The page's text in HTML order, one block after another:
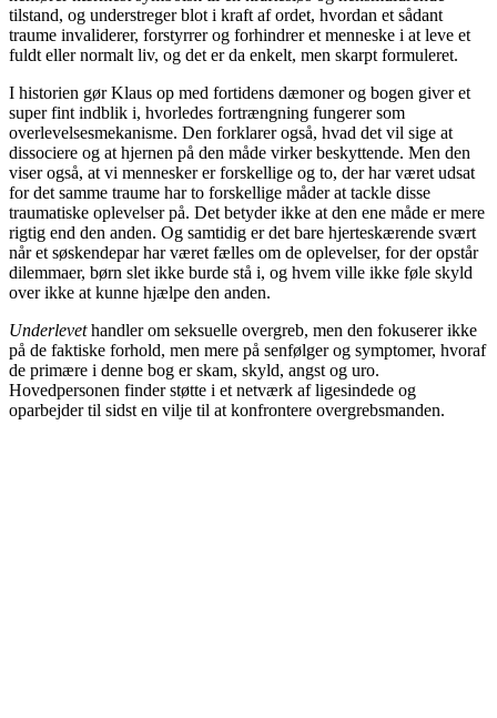
tilstand, og understreger blot i kraft af ordet, hvordan et sådant
traume invaliderer, forstyrrer og forhindrer et menneske i at leve et
fuldt eller normalt liv, og det er da enkelt, men skarpt formuleret.
I historien gør Klaus op med fortidens dæmoner og bogen giver et
super fint indblik i, hvorledes fortrængning fungerer som
overlevelsesmekanisme. Den forklarer også, hvad det vil sige at
dissociere og at hjernen på den måde virker beskyttende. Men den
viser også, at vi mennesker er forskellige og to, der har været udsat
for det samme traume har to forskellige måder at tackle disse
traumatiske oplevelser på. Det betyder ikke at den ene måde er mere
rigtig end den anden. Og samtidig er det bare hjerteskærende svært
når et søskendepar har været fælles om de oplevelser, for der opstår
dilemmaer, børn slet ikke burde stå i, og hvem ville ikke føle skyld
over ikke at kunne hjælpe den anden.
Underlevethandler om seksuelle overgreb, men den fokuserer ikke
på de faktiske forhold, men mere på senfølger og symptomer, hvoraf
de primære i denne bog er skam, skyld, angst og uro.
Hovedpersonen finder støtte i et netværk af ligesindede og
oparbejder til sidst en vilje til at konfrontere overgrebsmanden.